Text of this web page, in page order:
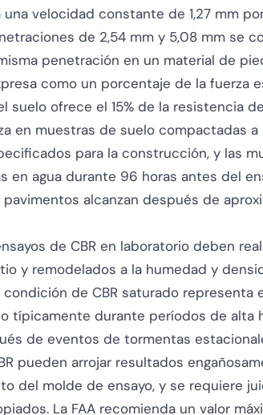
velocidad constante de 1,27 mm
de 2,54 mm y 5,08 mm se
penetración en un material de
como un porcentaje de la fuerza
suelo ofrece el 15% de la resistencia
en muestras de suelo compactadas
para la construcción, y las
en agua durante 96 horas antes del
alcanzan después de
de CBR en laboratorio deben
y remodelados a la humedad y
de CBR saturado representa
típicamente durante períodos de alta
de eventos de tormentas
pueden arrojar resultados
del molde de ensayo, y se requiere
La FAA recomienda un valor